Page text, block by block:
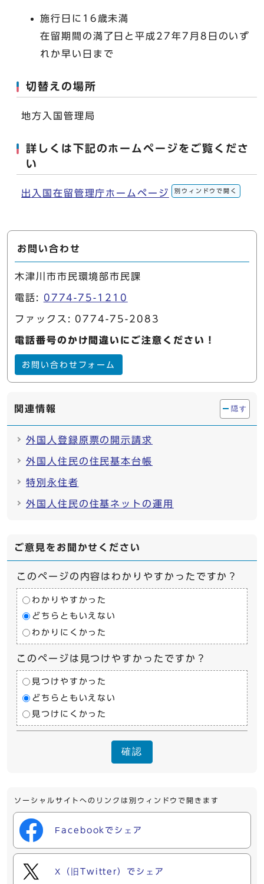
施行日に16歳未満
在留期間の満了日と平成27年7月8日のいず
れか早い日まで
切替えの場所
地方入国管理局
詳しくは下記のホームページをご覧くださ
い
出入国在留管理庁ホームページ 別ウィンドウで開く
お問い合わせ
木津川市市民環境部市民課
電話: 0774-75-1210
ファックス: 0774-75-2083
電話番号のかけ間違いにご注意ください！
お問い合わせフォーム
関連情報 隠す
外国人登録原票の開示請求
外国人住民の住民基本台帳
特別永住者
外国人住民の住基ネットの運用
ご意見をお聞かせください
このページの内容はわかりやすかったですか？
わかりやすかった
どちらともいえない
わかりにくかった
このページは見つけやすかったですか？
見つけやすかった
どちらともいえない
見つけにくかった
確認
ソーシャルサイトへのリンクは別ウィンドウで開きます
Facebookでシェア
X（旧Twitter）でシェア